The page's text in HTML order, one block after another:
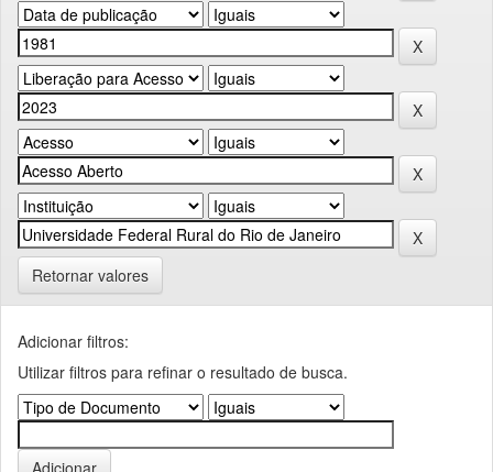
Retornar valores
Adicionar filtros:
Utilizar filtros para refinar o resultado de busca.